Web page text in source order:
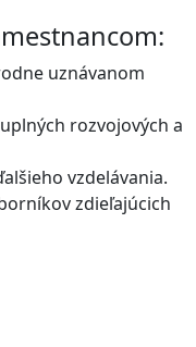
uznávanom
rozvojových a
vzdelávania.
zdieľajúcich